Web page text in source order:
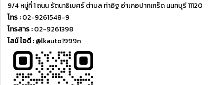
9/4 หมู่ที่ 1 ถนน รัตนาธิเบศร์ ตำบล ท่าอิฐ อำเภอปากเกร็ด นนทบุรี 11120
โทร :02-9261548-9
โทรสาร :02-9261398
ไลน์ ไอดี :@lkauto1999n